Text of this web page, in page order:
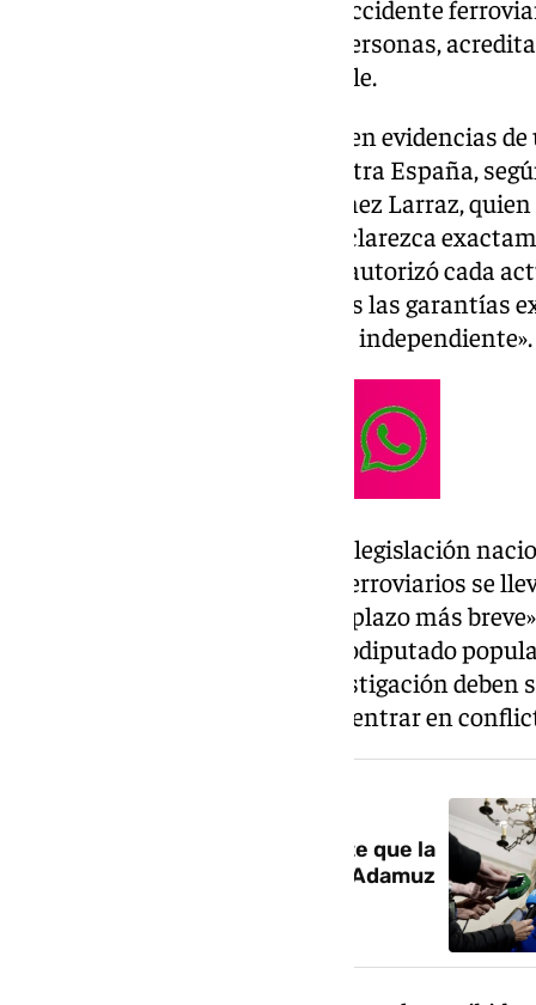
España si la investigación del accidente
enero, en el que fallecieron 46 personas,
normativa comunitaria aplicable.
Bruselas defiende que si aparecen evidencias
investigación, podrá actuar contra España,
del Partido Popular Borja Giménez Larraz,
importante ahora es «que se esclarezca
posteriores al accidente, quién autorizó cada
terreno y si se preservaron todas las garantías
europea para una investigación independiente».
Según la Comisión Europea, «la legislación
investigaciones de accidentes ferroviarios se
independiente, eficiente y en el plazo más
pregunta presentada por el eurodiputado
organismos nacionales de investigación
parte cuyos intereses pudieran entrar en
La Fiscalía de Andalucía advierte que la
investigación del accidente de Adamuz